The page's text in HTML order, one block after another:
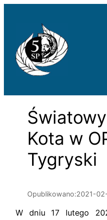
Kota w
Tygryski
Opublikowano:2021-
W dniu 17 lutego